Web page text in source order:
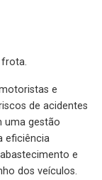
e
de acidentes
uma gestão
eficiência
e
dos veículos.